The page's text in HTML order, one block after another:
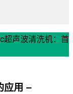
超声波清洗机：首
应用 –